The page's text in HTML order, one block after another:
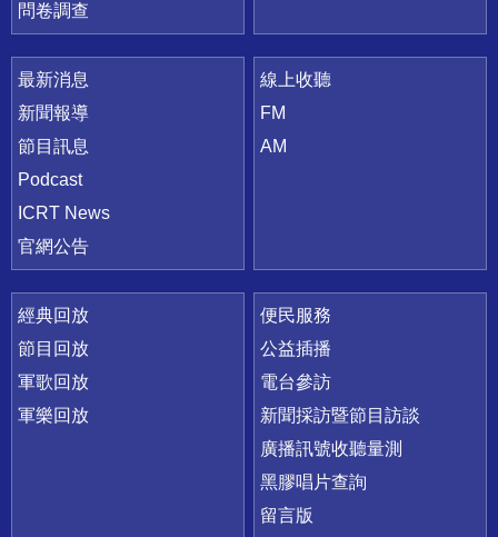
問卷調查
最新消息
新聞報導
節目訊息
Podcast
ICRT News
官網公告
線上收聽
FM
AM
經典回放
節目回放
軍歌回放
軍樂回放
便民服務
公益插播
電台參訪
新聞採訪暨節目訪談
廣播訊號收聽量測
黑膠唱片查詢
留言版